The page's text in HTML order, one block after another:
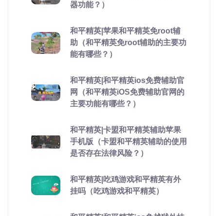
器功能？）
和平精英|苹果和平精英免root辅
助（和平精英免root辅助的主要功
能有哪些？）
和平精英|和平精英ios免费辅助官
网（和平精英iOS免费辅助官网的
主要功能有哪些？）
和平精英|卡盟和平精英辅助苹果
手机版（卡盟和平精英辅助的使用
是否存在法律风险？）
和平精英|吃鸡游戏和平精英有外
挂吗（吃鸡游戏和平精英）